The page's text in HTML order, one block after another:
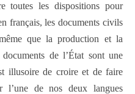
toutes les dispositions pour
français, les documents civils
que la production et la
de l’État sont une
illusoire de croire et de faire
l’une de nos deux langues